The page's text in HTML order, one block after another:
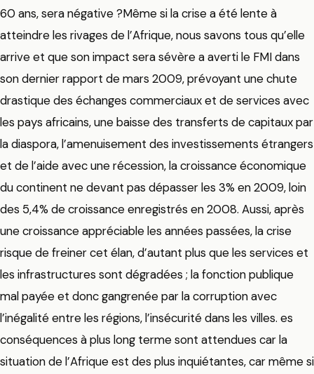
60 ans, sera négative ?Même si la crise a été lente à
atteindre les rivages de l’Afrique, nous savons tous qu’elle
arrive et que son impact sera sévère a averti le FMI dans
son dernier rapport de mars 2009, prévoyant une chute
drastique des échanges commerciaux et de services avec
les pays africains, une baisse des transferts de capitaux par
la diaspora, l’amenuisement des investissements étrangers
et de l’aide avec une récession, la croissance économique
du continent ne devant pas dépasser les 3% en 2009, loin
des 5,4% de croissance enregistrés en 2008. Aussi, après
une croissance appréciable les années passées, la crise
risque de freiner cet élan, d’autant plus que les services et
les infrastructures sont dégradées ; la fonction publique
mal payée et donc gangrenée par la corruption avec
l’inégalité entre les régions, l’insécurité dans les villes. es
conséquences à plus long terme sont attendues car la
situation de l’Afrique est des plus inquiétantes, car même si